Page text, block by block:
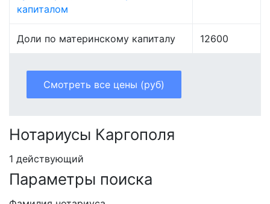
капиталом
Доли по материнскому капиталу 12600
Смотреть все цены (руб)
Нотариусы Каргополя
1 действующий
Параметры поиска